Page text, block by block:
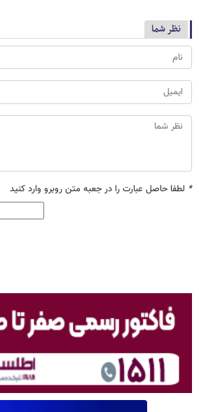
نظر شما
* لطفا حاصل عبارت را در جعبه متن روبرو وارد کنید